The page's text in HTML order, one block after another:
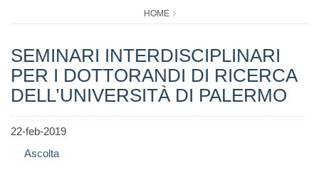
HOME
SEMINARI INTERDISCIPLINARI
PER I DOTTORANDI DI RICERCA
DELL’UNIVERSITÀ DI PALERMO
22-feb-2019
Ascolta